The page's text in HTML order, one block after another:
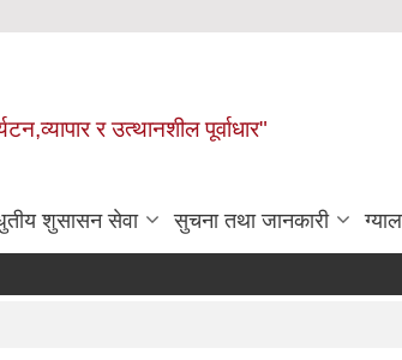
र उत्थानशील पूर्वाधार"
शुसासन सेवा सुचना तथा जानकारी